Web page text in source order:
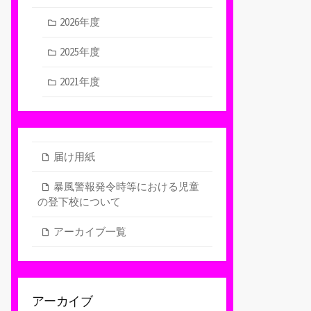
2026年度
2025年度
2021年度
届け用紙
暴風警報発令時等における児童
の登下校について
アーカイブ一覧
アーカイブ